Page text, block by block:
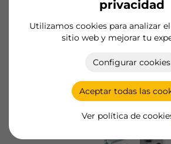
privacidad
Utilizamos cookies para analizar
sitio web y mejorar tu
Configurar cookies
Aceptar todas las
Ver política de
Ficha de producto